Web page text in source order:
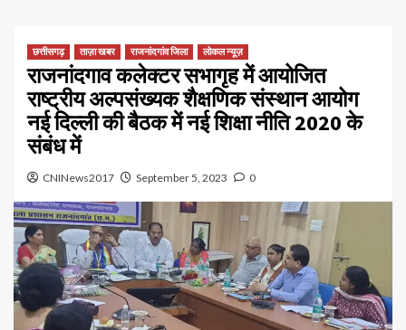
छत्तीसगढ़ ताज़ा खबर राजनांदगांव जिला लोकल न्यूज़
राजनांदगाव कलेक्टर सभागृह में आयोजित
राष्ट्रीय अल्पसंख्यक शैक्षणिक संस्थान आयोग
नई दिल्ली की बैठक में नई शिक्षा नीति 2020 के
संबंध में
CNINews2017 September 5, 2023 0